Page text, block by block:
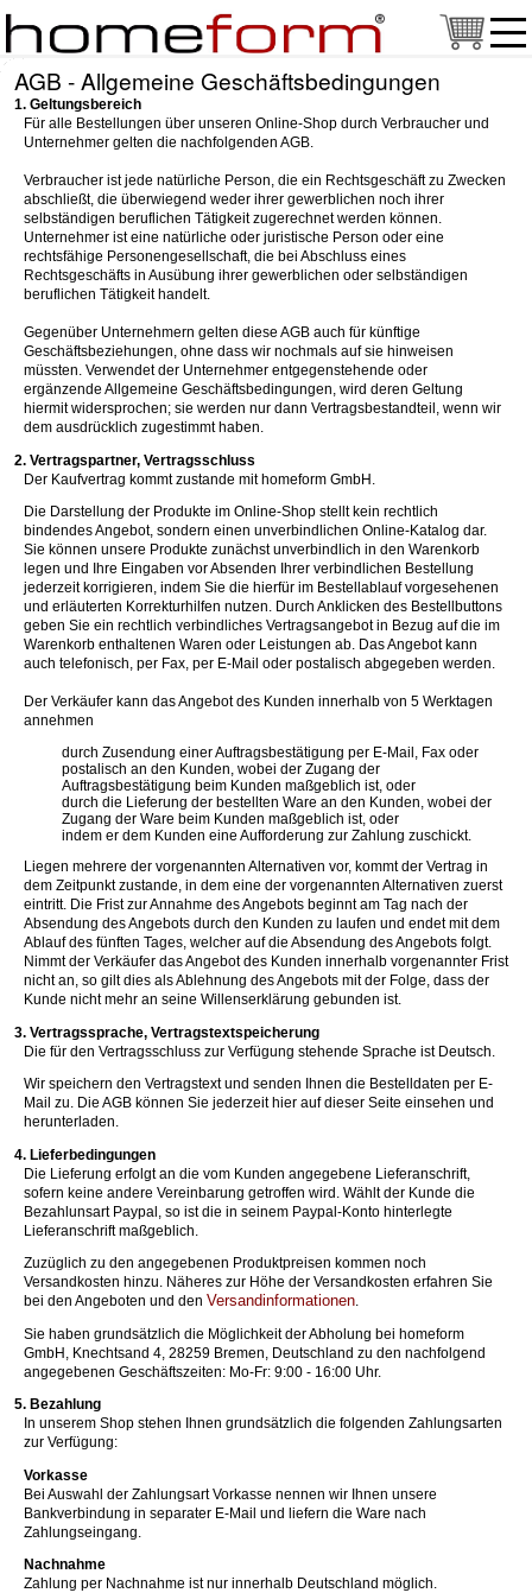
AGB - Allgemeine Geschäftsbedingungen
1. Geltungsbereich
Für alle Bestellungen über unseren Online-Shop durch Verbraucher und
Unternehmer gelten die nachfolgenden AGB.
Verbraucher ist jede natürliche Person, die ein Rechtsgeschäft zu Zwecken
abschließt, die überwiegend weder ihrer gewerblichen noch ihrer
selbständigen beruflichen Tätigkeit zugerechnet werden können.
Unternehmer ist eine natürliche oder juristische Person oder eine
rechtsfähige Personengesellschaft, die bei Abschluss eines
Rechtsgeschäfts in Ausübung ihrer gewerblichen oder selbständigen
beruflichen Tätigkeit handelt.
Gegenüber Unternehmern gelten diese AGB auch für künftige
Geschäftsbeziehungen, ohne dass wir nochmals auf sie hinweisen
müssten. Verwendet der Unternehmer entgegenstehende oder
ergänzende Allgemeine Geschäftsbedingungen, wird deren Geltung
hiermit widersprochen; sie werden nur dann Vertragsbestandteil, wenn wir
dem ausdrücklich zugestimmt haben.
2. Vertragspartner, Vertragsschluss
Der Kaufvertrag kommt zustande mit homeform GmbH.
Die Darstellung der Produkte im Online-Shop stellt kein rechtlich
bindendes Angebot, sondern einen unverbindlichen Online-Katalog dar.
Sie können unsere Produkte zunächst unverbindlich in den Warenkorb
legen und Ihre Eingaben vor Absenden Ihrer verbindlichen Bestellung
jederzeit korrigieren, indem Sie die hierfür im Bestellablauf vorgesehenen
und erläuterten Korrekturhilfen nutzen. Durch Anklicken des Bestellbuttons
geben Sie ein rechtlich verbindliches Vertragsangebot in Bezug auf die im
Warenkorb enthaltenen Waren oder Leistungen ab. Das Angebot kann
auch telefonisch, per Fax, per E-Mail oder postalisch abgegeben werden.
Der Verkäufer kann das Angebot des Kunden innerhalb von 5 Werktagen
annehmen
durch Zusendung einer Auftragsbestätigung per E-Mail, Fax oder
postalisch an den Kunden, wobei der Zugang der
Auftragsbestätigung beim Kunden maßgeblich ist, oder
durch die Lieferung der bestellten Ware an den Kunden, wobei der
Zugang der Ware beim Kunden maßgeblich ist, oder
indem er dem Kunden eine Aufforderung zur Zahlung zuschickt.
Liegen mehrere der vorgenannten Alternativen vor, kommt der Vertrag in
dem Zeitpunkt zustande, in dem eine der vorgenannten Alternativen zuerst
eintritt. Die Frist zur Annahme des Angebots beginnt am Tag nach der
Absendung des Angebots durch den Kunden zu laufen und endet mit dem
Ablauf des fünften Tages, welcher auf die Absendung des Angebots folgt.
Nimmt der Verkäufer das Angebot des Kunden innerhalb vorgenannter Frist
nicht an, so gilt dies als Ablehnung des Angebots mit der Folge, dass der
Kunde nicht mehr an seine Willenserklärung gebunden ist.
3. Vertragssprache, Vertragstextspeicherung
Die für den Vertragsschluss zur Verfügung stehende Sprache ist Deutsch.
Wir speichern den Vertragstext und senden Ihnen die Bestelldaten per E-
Mail zu. Die AGB können Sie jederzeit hier auf dieser Seite einsehen und
herunterladen.
4. Lieferbedingungen
Die Lieferung erfolgt an die vom Kunden angegebene Lieferanschrift,
sofern keine andere Vereinbarung getroffen wird. Wählt der Kunde die
Bezahlunsart Paypal, so ist die in seinem Paypal-Konto hinterlegte
Lieferanschrift maßgeblich.
Zuzüglich zu den angegebenen Produktpreisen kommen noch
Versandkosten hinzu. Näheres zur Höhe der Versandkosten erfahren Sie
bei den Angeboten und den Versandinformationen
Sie haben grundsätzlich die Möglichkeit der Abholung bei homeform
GmbH, Knechtsand 4, 28259 Bremen, Deutschland zu den nachfolgend
angegebenen Geschäftszeiten: Mo-Fr: 9:00 - 16:00 Uhr.
5. Bezahlung
In unserem Shop stehen Ihnen grundsätzlich die folgenden Zahlungsarten
zur Verfügung:
Vorkasse
Bei Auswahl der Zahlungsart Vorkasse nennen wir Ihnen unsere
Bankverbindung in separater E-Mail und liefern die Ware nach
Zahlungseingang.
Nachnahme
Zahlung per Nachnahme ist nur innerhalb Deutschland möglich.